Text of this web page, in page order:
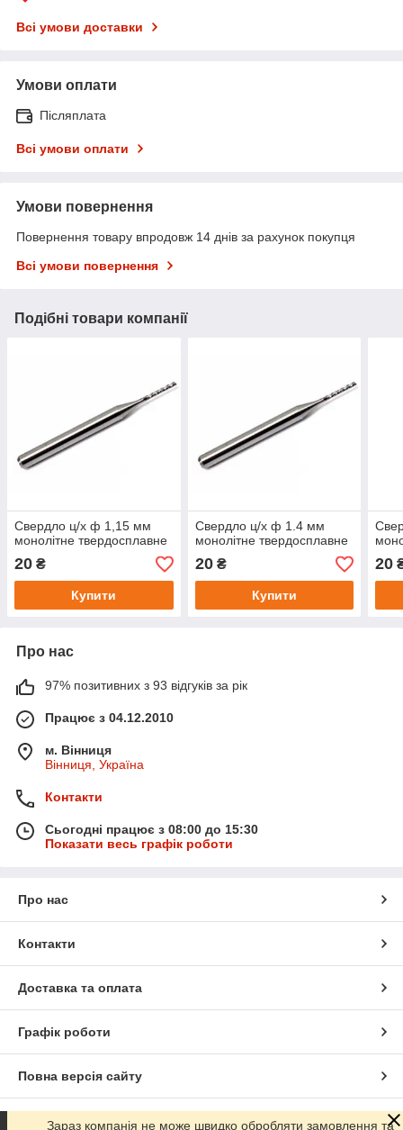
Всі умови доставки
Умови оплати
Післяплата
Всі умови оплати
Умови повернення
Повернення товару впродовж 14 днів за рахунок покупця
Всі умови повернення
Подібні товари компанії
Свердло ц/х ф 1,15 мм
монолітне твердосплавне
20 ₴
Купити
Свердло ц/х ф 1.4 мм
монолітне твердосплавне
20₴
Купити
20
Про нас
97% позитивних з 93 відгуків за рік
Працює з 04.12.2010
м. Вінниця
Вінниця, Україна
Контакти
Сьогодні працює з 08:00 до 15:30
Показати весь графік роботи
Про нас
Контакти
Доставка та оплата
Графік роботи
Повна версія сайту
Сайт створено на маркетплейсіProm.ua
Зараз компанія не може швидко обробляти замовлення та